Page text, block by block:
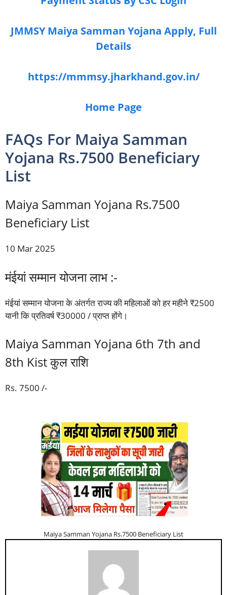
JMMSY Maiya Samman Yojana Apply, Full
Details
https://mmmsy.jharkhand.gov.in/
Home Page
FAQs For Maiya Samman
Yojana Rs.7500 Beneficiary
List
Maiya Samman Yojana Rs.7500
Beneficiary List
10 Mar 2025
मंईयां सम्मान योजना लाभ :-
मंईयां सम्मान योजना के अंतर्गत राज्य की महिलाओं को हर महीने ₹2500
यानी कि प्रतिवर्ष ₹30000 / प्राप्त होंगे।
Maiya Samman Yojana 6th 7th and
8th Kist कुल राशि
Rs. 7500 /-
Maiya Samman Yojana Rs.7500 Beneficiary List